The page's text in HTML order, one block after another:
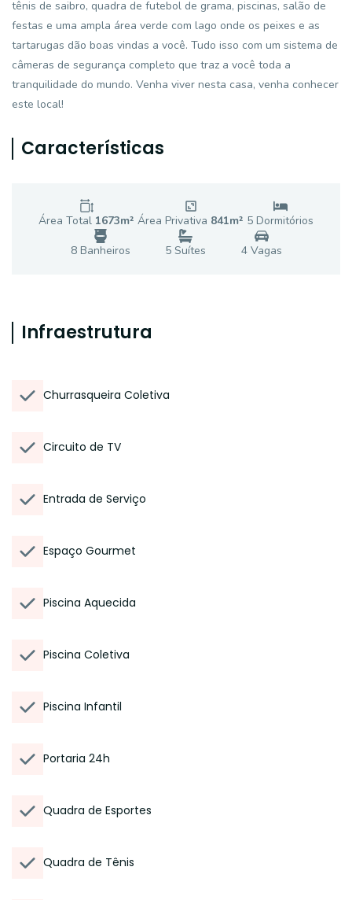
tênis de saibro, quadra de futebol de grama, piscinas, salão de
festas e uma ampla área verde com lago onde os peixes e as
tartarugas dão boas vindas a você. Tudo isso com um sistema de
câmeras de segurança completo que traz a você toda a
tranquilidade do mundo. Venha viver nesta casa, venha conhecer
este local!
Características
Área Total 1673m² Área Privativa 841m² 5 Dormitórios
8Banheiros 5 Suítes 4Vagas
Infraestrutura
Churrasqueira Coletiva
Circuito de TV
Entrada de Serviço
Espaço Gourmet
Piscina Aquecida
Piscina Coletiva
Piscina Infantil
Portaria 24h
Quadra de Esportes
Quadra de Tênis